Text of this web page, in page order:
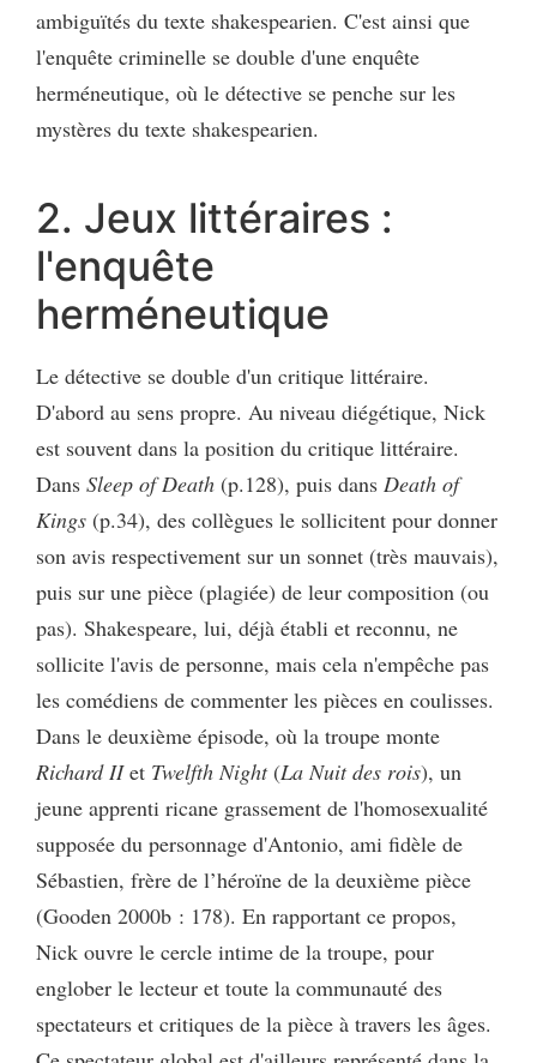
ambiguïtés du texte shakespearien. C'est ainsi que
l'enquête criminelle se double d'une enquête
herméneutique, où le détective se penche sur les
mystères du texte shakespearien.
2. Jeux littéraires :
l'enquête
herméneutique
Le détective se double d'un critique littéraire.
D'abord au sens propre. Au niveau diégétique, Nick
est souvent dans la position du critique littéraire.
Dans Sleep of Death (p.128), puis dans Death of
Kings (p.34), des collègues le sollicitent pour donner
son avis respectivement sur un sonnet (très mauvais),
puis sur une pièce (plagiée) de leur composition (ou
pas). Shakespeare, lui, déjà établi et reconnu, ne
sollicite l'avis de personne, mais cela n'empêche pas
les comédiens de commenter les pièces en coulisses.
Dans le deuxième épisode, où la troupe monte
Richard IIet Twelfth Night(La Nuit des rois), un
jeune apprenti ricane grassement de l'homosexualité
supposée du personnage d'Antonio, ami fidèle de
Sébastien, frère de l’héroïne de la deuxième pièce
(Gooden 2000b : 178). En rapportant ce propos,
Nick ouvre le cercle intime de la troupe, pour
englober le lecteur et toute la communauté des
spectateurs et critiques de la pièce à travers les âges.